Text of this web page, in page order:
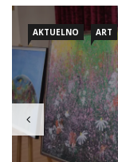
AKTUELNO ART